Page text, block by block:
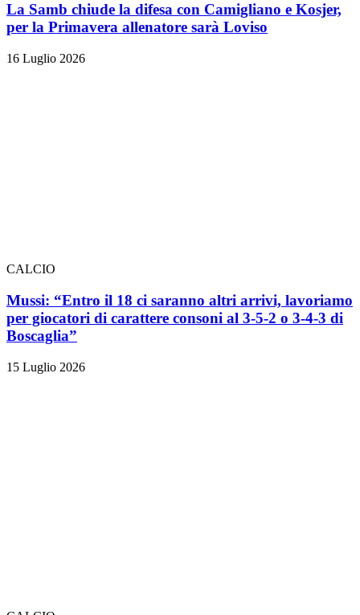
La Samb chiude la difesa con Camigliano e Kosjer,
per la Primavera allenatore sarà Loviso
16 Luglio 2026
CALCIO
Mussi: “Entro il 18 ci saranno altri arrivi, lavoriamo
per giocatori di carattere consoni al 3-5-2 o 3-4-3 di
Boscaglia”
15 Luglio 2026